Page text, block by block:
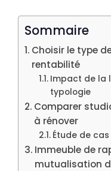
Sommaire
Choisir le type
rentabilité
Impact de la
typologie
Comparer
à rénover
Étude de
Immeuble de
mutualisation